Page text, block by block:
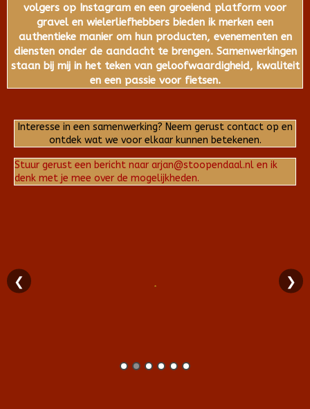
volgers op Instagram en een groeiend platform voor
gravel en wielerliefhebbers bieden ik merken een
authentieke manier om hun producten, evenementen en
diensten onder de aandacht te brengen. Samenwerkingen
staan bij mij in het teken van geloofwaardigheid, kwaliteit
en een passie voor fietsen.
Interesse in een samenwerking? Neem gerust contact op en
ontdek wat we voor elkaar kunnen betekenen.
Stuur gerust een bericht naar arjan@stoopendaal.nl en ik
denk met je mee over de mogelijkheden.
❮ ❯